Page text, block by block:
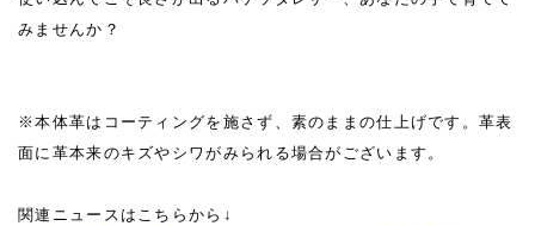
みませんか？
※本体革はコーティングを施さず、素のままの仕上げです。革表
面に革本来のキズやシワがみられる場合がございます。
関連ニュースはこちらから↓